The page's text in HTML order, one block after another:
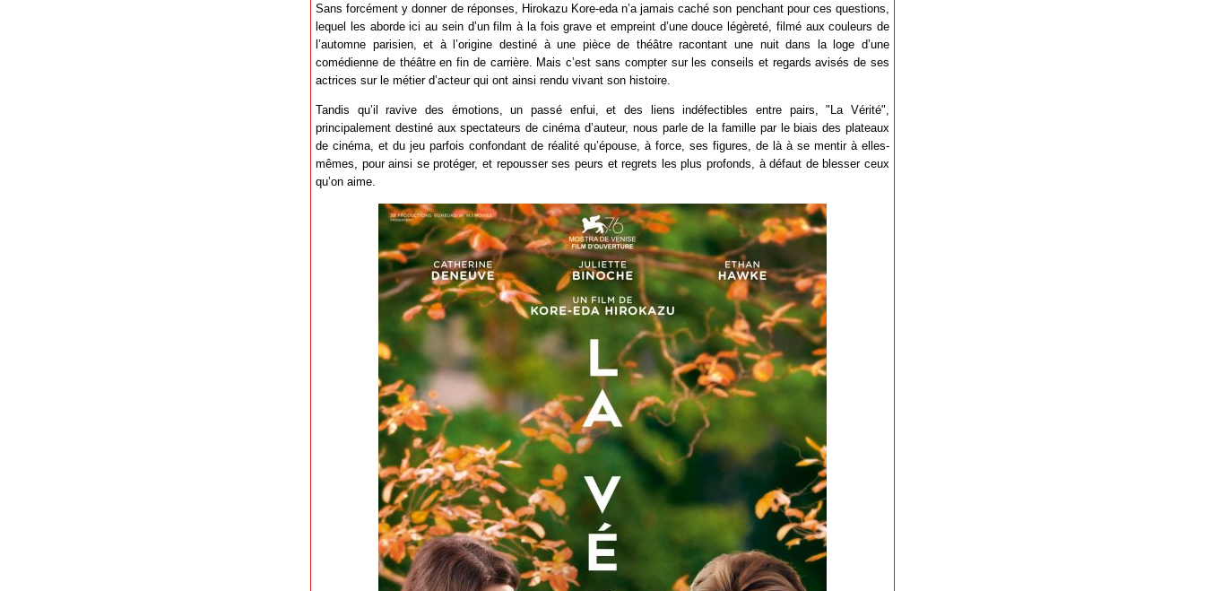
Sans forcément y donner de réponses, Hirokazu Kore-eda n’a jamais caché son penchant pour ces questions,
lequel les aborde ici au sein d’un film à la fois grave et empreint d’une douce légèreté, filmé aux couleurs de
l’automne parisien, et à l’origine destiné à une pièce de théâtre racontant une nuit dans la loge d’une
comédienne de théâtre en fin de carrière. Mais c’est sans compter sur les conseils et regards avisés de ses
actrices sur le métier d’acteur qui ont ainsi rendu vivant son histoire.
Tandis qu’il ravive des émotions, un passé enfui, et des liens indéfectibles entre pairs, "La Vérité",
principalement destiné aux spectateurs de cinéma d’auteur, nous parle de la famille par le biais des plateaux
de cinéma, et du jeu parfois confondant de réalité qu’épouse, à force, ses figures, de là à se mentir à elles-
mêmes, pour ainsi se protéger, et repousser ses peurs et regrets les plus profonds, à défaut de blesser ceux
qu’on aime.